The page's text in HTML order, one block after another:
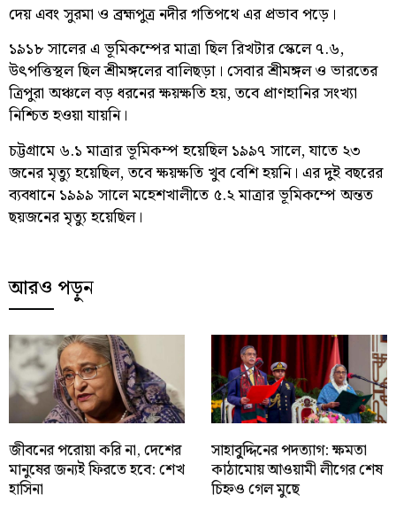
দেয় এবং সুরমা ও ব্রহ্মপুত্র নদীর গতিপথে এর প্রভাব পড়ে।
১৯১৮ সালের এ ভূমিকম্পের মাত্রা ছিল রিখটার স্কেলে ৭.৬,
উৎপত্তিস্থল ছিল শ্রীমঙ্গলের বালিছড়া। সেবার শ্রীমঙ্গল ও ভারতের
ত্রিপুরা অঞ্চলে বড় ধরনের ক্ষয়ক্ষতি হয়, তবে প্রাণহানির সংখ্যা
নিশ্চিত হওয়া যায়নি।
চট্টগ্রামে ৬.১ মাত্রার ভূমিকম্প হয়েছিল ১৯৯৭ সালে, যাতে ২৩
জনের মৃত্যু হয়েছিল, তবে ক্ষয়ক্ষতি খুব বেশি হয়নি। এর দুই বছরের
ব্যবধানে ১৯৯৯ সালে মহেশখালীতে ৫.২ মাত্রার ভূমিকম্পে অন্তত
ছয়জনের মৃত্যু হয়েছিল।
আরও পড়ুন
জীবনের পরোয়া করি না, দেশের
মানুষের জন্যই ফিরতে হবে: শেখ
হাসিনা
সাহাবু্দ্দিনের পদত্যাগ: ক্ষমতা
কাঠামোয় আওয়ামী লীগের শেষ
চিহ্নও গেল মুছে